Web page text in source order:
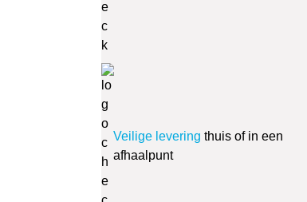
Veilige levering thuis of in een
afhaalpunt